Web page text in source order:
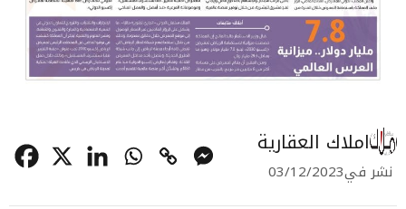
املاك العقارية
نشر في03/12/2023